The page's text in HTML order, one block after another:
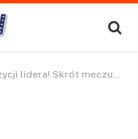
Cadiz – Atletico Madryt [WIDEO]